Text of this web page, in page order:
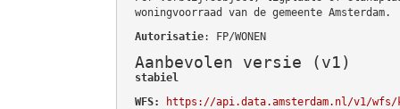
woningvoorraad van de gemeente Amsterdam.
Autorisatie: FP/WONEN
Aanbevolen versie (v1)
stabiel
WFS:
https://api.data.amsterdam.nl/v1/